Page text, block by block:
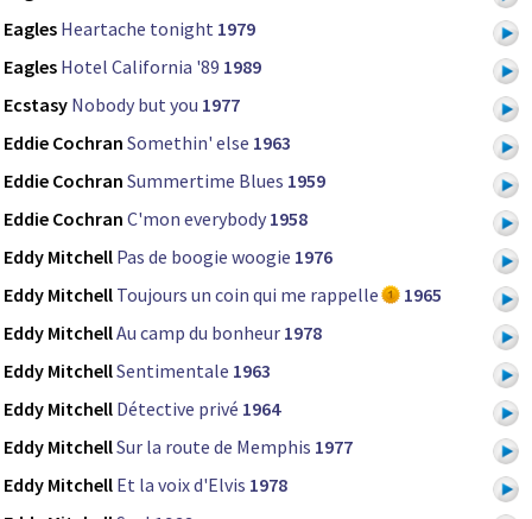
Eagles Heartache tonight 1979
Eagles Hotel California '89 1989
Ecstasy Nobody but you 1977
Eddie Cochran Somethin' else 1963
Eddie Cochran Summertime Blues 1959
Eddie Cochran C'mon everybody 1958
Eddy Mitchell Pas de boogie woogie 1976
Eddy Mitchell Toujours un coin qui me rappelle
1965
Eddy MitchellAu camp du bonheur 1978
Eddy MitchellSentimentale 1963
Eddy Mitchell Détective privé 1964
Eddy MitchellSur la route de Memphis 1977
Eddy Mitchell Et la voix d'Elvis 1978